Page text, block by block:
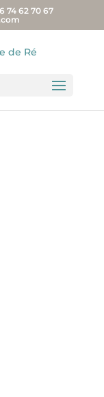
74 62 70 67